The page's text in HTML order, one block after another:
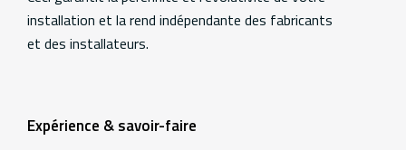
installation et la rend indépendante des fabricants
et des installateurs.
Expérience & savoir-faire